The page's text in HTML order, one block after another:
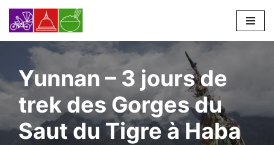
Skip
content
Yunnan – 3 jours de
trek des Gorges du
Saut du Tigre à Haba